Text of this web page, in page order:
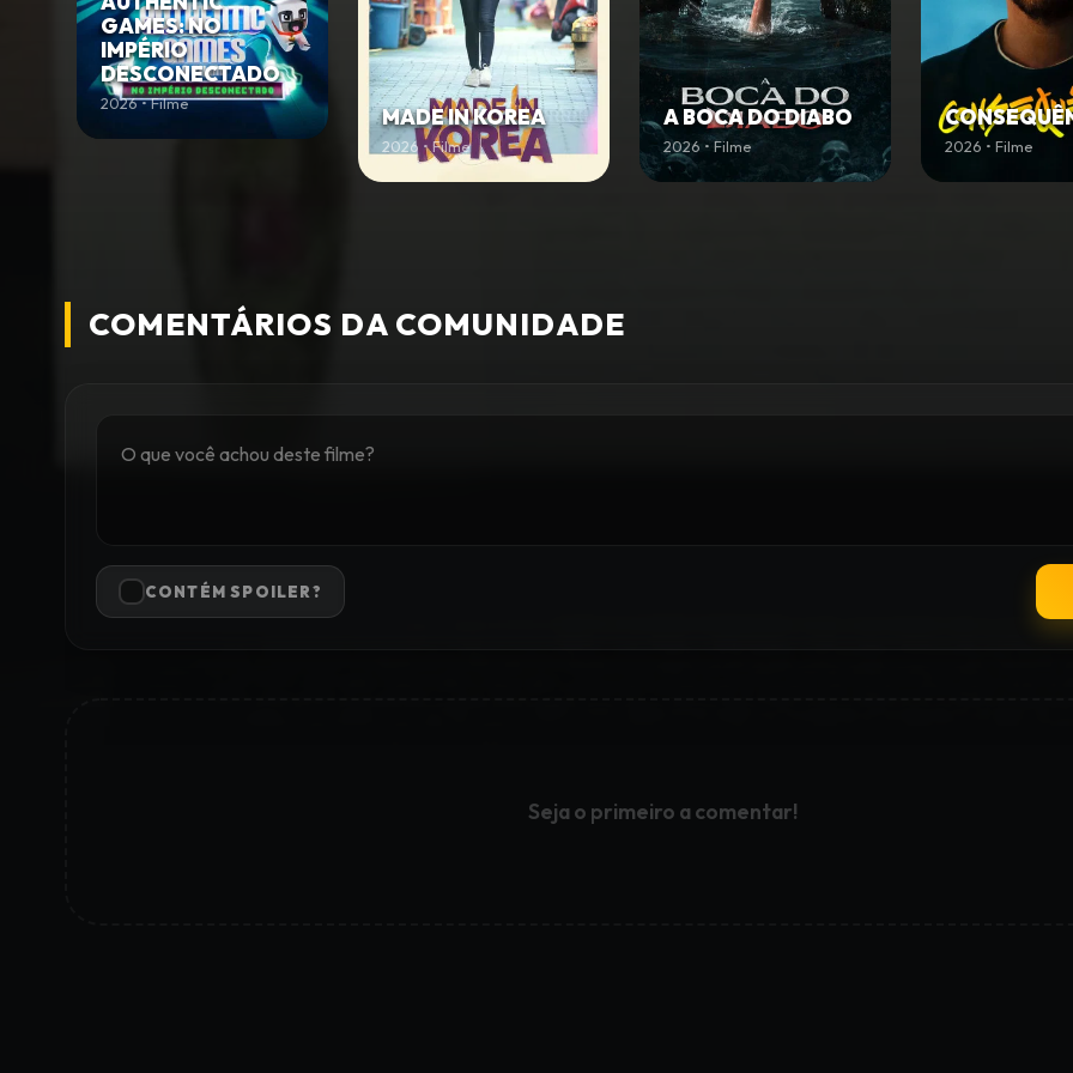
GAMES: NO
IMPÉRIO
DESCONECTADO
2026 • Filme
MADE IN KOREA
2026 • Filme
A BOCA DO DIABO
2026 • Filme 2026 • Filme
COMENTÁRIOS DA COMUNIDADE
CONTÉM SPOILER?
Seja o primeiro a comentar!